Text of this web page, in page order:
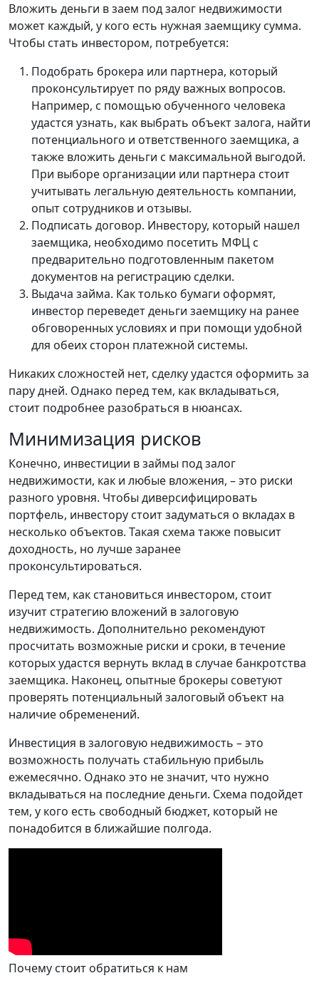
Вложить деньги в заем под залог недвижимости
может каждый, у кого есть нужная заемщику сумма.
Чтобы стать инвестором, потребуется:
Подобрать брокера или партнера, который
проконсультирует по ряду важных вопросов.
Например, с помощью обученного человека
удастся узнать, как выбрать объект залога, найти
потенциального и ответственного заемщика, а
также вложить деньги с максимальной выгодой.
При выборе организации или партнера стоит
учитывать легальную деятельность компании,
опыт сотрудников и отзывы.
Подписать договор. Инвестору, который нашел
заемщика, необходимо посетить МФЦ с
предварительно подготовленным пакетом
документов на регистрацию сделки.
Выдача займа. Как только бумаги оформят,
инвестор переведет деньги заемщику на ранее
обговоренных условиях и при помощи удобной
для обеих сторон платежной системы.
Никаких сложностей нет, сделку удастся оформить за
пару дней. Однако перед тем, как вкладываться,
стоит подробнее разобраться в нюансах.
Минимизация рисков
Конечно, инвестиции в займы под залог
недвижимости, как и любые вложения, – это риски
разного уровня. Чтобы диверсифицировать
портфель, инвестору стоит задуматься о вкладах в
несколько объектов. Такая схема также повысит
доходность, но лучше заранее
проконсультироваться.
Перед тем, как становиться инвестором, стоит
изучит стратегию вложений в залоговую
недвижимость. Дополнительно рекомендуют
просчитать возможные риски и сроки, в течение
которых удастся вернуть вклад в случае банкротства
заемщика. Наконец, опытные брокеры советуют
проверять потенциальный залоговый объект на
наличие обременений.
Инвестиция в залоговую недвижимость – это
возможность получать стабильную прибыль
ежемесячно. Однако это не значит, что нужно
вкладываться на последние деньги. Схема подойдет
тем, у кого есть свободный бюджет, который не
понадобится в ближайшие полгода.
Почему стоит обратиться к нам